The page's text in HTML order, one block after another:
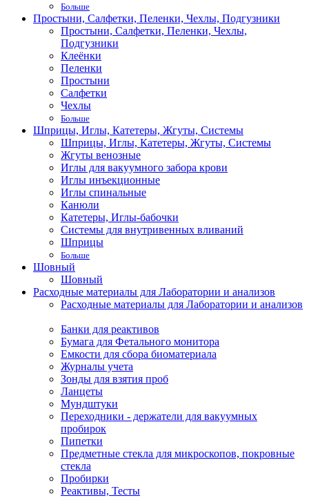
Больше
Простыни, Салфетки, Пеленки, Чехлы, Подгузники
Простыни, Салфетки, Пеленки, Чехлы,
Подгузники
Клеёнки
Пеленки
Простыни
Салфетки
Чехлы
Больше
Шприцы, Иглы, Катетеры, Жгуты, Системы
Шприцы, Иглы, Катетеры, Жгуты, Системы
Жгуты венозные
Иглы для вакуумного забора крови
Иглы инъекционные
Иглы спинальные
Канюли
Катетеры, Иглы-бабочки
Системы для внутривенных вливаний
Шприцы
Больше
Шовный
Шовный
Расходные материалы для Лаборатории и анализов
Расходные материалы для Лаборатории и анализов
Банки для реактивов
Бумага для Фетального монитора
Емкости для сбора биоматериала
Журналы учета
Зонды для взятия проб
Ланцеты
Мундштуки
Переходники - держатели для вакуумных
пробирок
Пипетки
Предметные стекла для микроскопов, покровные
стекла
Пробирки
Реактивы, Тесты